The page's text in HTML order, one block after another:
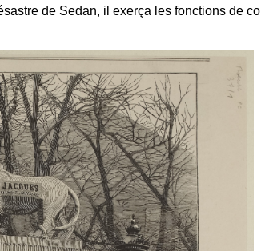
de Sedan, il exerça les fonctions de